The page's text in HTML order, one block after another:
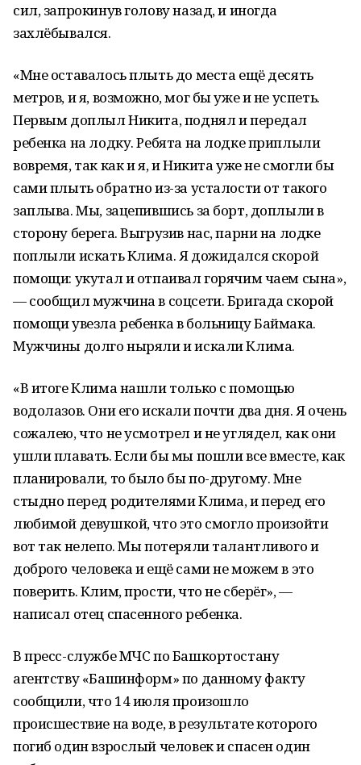
сил, запрокинув голову назад, и иногда
захлёбывался.
«Мне оставалось плыть до места ещё десять
метров, и я, возможно, мог бы уже и не успеть.
Первым доплыл Никита, поднял и передал
ребенка на лодку. Ребята на лодке приплыли
вовремя, так как и я, и Никита уже не смогли бы
сами плыть обратно из-за усталости от такого
заплыва. Мы, зацепившись за борт, доплыли в
сторону берега. Выгрузив нас, парни на лодке
поплыли искать Клима. Я дожидался скорой
помощи: укутал и отпаивал горячим чаем сына»,
— сообщил мужчина в соцсети. Бригада скорой
помощи увезла ребенка в больницу Баймака.
Мужчины долго ныряли и искали Клима.
«В итоге Клима нашли только с помощью
водолазов. Они его искали почти два дня. Я очень
сожалею, что не усмотрел и не углядел, как они
ушли плавать. Если бы мы пошли все вместе, как
планировали, то было бы по-другому. Мне
стыдно перед родителями Клима, и перед его
любимой девушкой, что это смогло произойти
вот так нелепо. Мы потеряли талантливого и
доброго человека и ещё сами не можем в это
поверить. Клим, прости, что не сберёг», —
написал отец спасенного ребенка.
В пресс-службе МЧС по Башкортостану
агентству «Башинформ» по данному факту
сообщили, что 14 июля произошло
происшествие на воде, в результате которого
погиб один взрослый человек и спасен один